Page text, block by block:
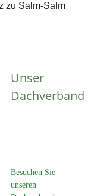
zu Salm-Salm
Unser
Dachverband
Besuchen Sie
unseren